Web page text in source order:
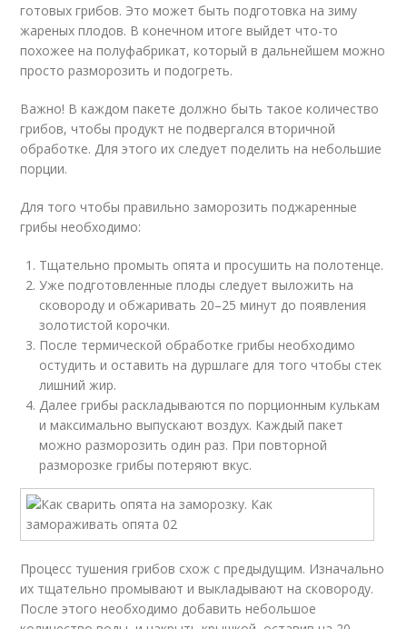
готовых грибов. Это может быть подготовка на зиму
жареных плодов. В конечном итоге выйдет что-то
похожее на полуфабрикат, который в дальнейшем можно
просто разморозить и подогреть.
Важно! В каждом пакете должно быть такое количество
грибов, чтобы продукт не подвергался вторичной
обработке. Для этого их следует поделить на небольшие
порции.
Для того чтобы правильно заморозить поджаренные
грибы необходимо:
Тщательно промыть опята и просушить на полотенце.
Уже подготовленные плоды следует выложить на
сковороду и обжаривать 20–25 минут до появления
золотистой корочки.
После термической обработке грибы необходимо
остудить и оставить на дуршлаге для того чтобы стек
лишний жир.
Далее грибы раскладываются по порционным кулькам
и максимально выпускают воздух. Каждый пакет
можно разморозить один раз. При повторной
разморозке грибы потеряют вкус.
Процесс тушения грибов схож с предыдущим. Изначально
их тщательно промывают и выкладывают на сковороду.
После этого необходимо добавить небольшое